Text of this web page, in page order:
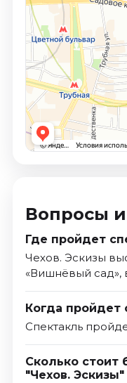
Вопросы
Где пройдет
Чехов. Эскизы
«Вишнёвый сад»,
Когда пройдет
Спектакль
Сколько стоит
"Чехов.